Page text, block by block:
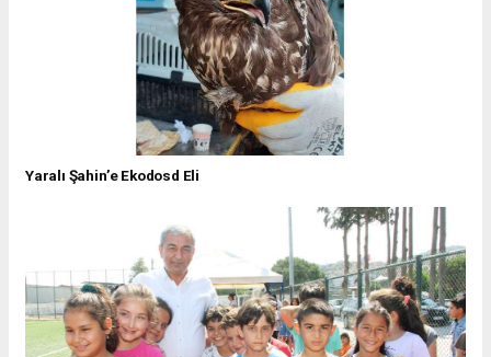
Yaralı Şahin’e Ekodosd Eli